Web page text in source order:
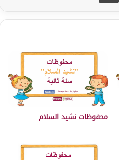
محفوظات نشيد السلام